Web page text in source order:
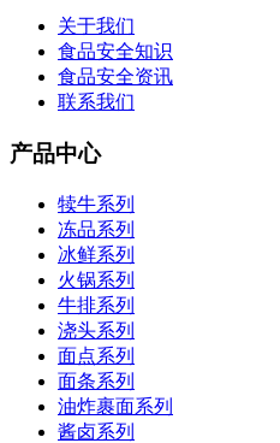
关于我们
食品安全知识
食品安全资讯
联系我们
产品中心
犊牛系列
冻品系列
冰鲜系列
火锅系列
牛排系列
浇头系列
面点系列
面条系列
油炸裹面系列
酱卤系列